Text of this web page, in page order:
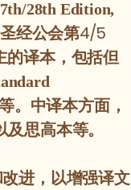
28th Edition,
经公会第4/5
的译本，包括但
。中译本方面，
思高本等。
进，以增强译文